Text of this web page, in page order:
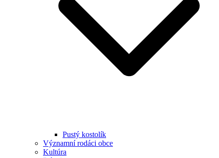
Pustý kostolík
Významní rodáci obce
Kultúra